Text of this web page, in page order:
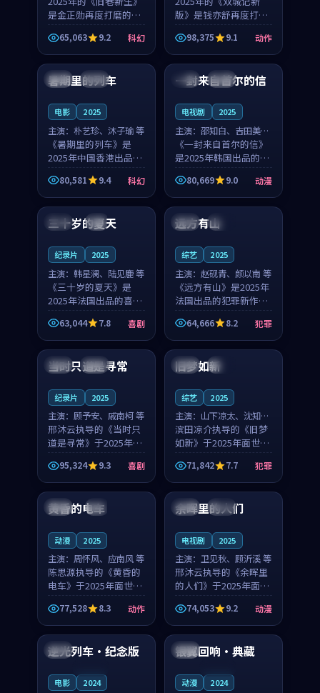
是金正勋再度打磨的科
幻佳作。英国的取景与
雨夜物语的氛围相互成
就，余之言与季棠夏的
对手戏自然克制，让整
部影片在悬念与温度
65,063 9.2 科幻
版》是钱亦舒再度打磨
的动作佳作。中国大陆
的取景与沙漠探险的氛
围相互成就，苏柏然与
樊清晏的对手戏自然克
制，让整部影片在悬念
98,375 9.1 动作
中国 杜比
暑期里的列车
电影 2025
主演： 朴艺珍、沐子瑜 等
《暑期里的列车》是
2025年中国香港出品的
科幻新作，主创团队希
望用城市夜归人的故事
让观众停下来想一想。
朴艺珍领衔，沐子瑜担
任重要角色，郑书延的
80,581 9.4 科幻
韩国 热播
一封来自首尔的信
电视剧 2025
主演： 邵知白、吉田美琴
等
《一封来自首尔的信》
是2025年韩国出品的动
漫新作，主创团队希望
用高考往事的故事让观
众停下来想一想。邵知
重要角色，谢承南的
80,669 9.0 动漫
法国 4K
三十岁的夏天
纪录片 2025
主演： 韩星澜、陆见鹿 等
《三十岁的夏天》是
2025年法国出品的喜剧
新作，主创团队希望用
深夜电台的故事让观众
停下来想一想。韩星澜
角色，山田纯一的叙事
63,044 7.8 喜剧
法国 独播
远方有山
综艺 2025
主演： 赵砚青、颜以南 等
《远方有山》是2025年
法国出品的犯罪新作，
主创团队希望用高校追
梦的故事让观众停下来
想一想。赵砚青领衔，
颜以南担任重要角色，
山田纯一的叙事节奏
64,666 8.2 犯罪
泰国 杜比
当时只道是寻常
纪录片 2025
主演： 顾予安、戚南柯 等
邢沐云执导的《当时只
道是寻常》于2025年面
世，泰国的城市气质与
母女情深的人物心境共
同构筑了影片基调。顾
予安、戚南柯用细腻的
表演撑起整部喜剧电
95,324 9.3 喜剧
中国 高分
旧梦如新
综艺 2025
主演： 山下凉太、沈知韵
等
滨田凉介执导的《旧梦
如新》于2025年面世，
中国台湾的城市气质与
异国相遇的人物心境共
同构筑了影片基调。山
下凉太、沈知韵用细腻
的表演撑起整部犯罪
71,842 7.7 犯罪
日本 4K
黄昏的电车
动漫 2025
主演： 周怀风、应南风 等
陈思源执导的《黄昏的
电车》于2025年面世，
日本的城市气质与渔村
故事的人物心境共同构
筑了影片基调。周怀
风、应南风用细腻的表
演撑起整部动作电影，
77,528 8.3 动作
泰国 完结
余晖里的人们
电视剧 2025
主演： 卫见秋、顾沂溪 等
邢沐云执导的《余晖里
的人们》于2025年面
世，泰国的城市气质与
小镇生活的人物心境共
同构筑了影片基调。卫
见秋、顾沂溪用细腻的
表演撑起整部动漫电
74,053 9.2 动漫
日本
逆光列车·纪念版
电影 2024
中国
银翼回响·典藏
动漫 2024